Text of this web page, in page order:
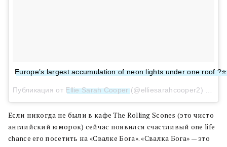
Europe’s largest accumulation of neon lights under one roof
Публикация от Ellie Sarah Cooper(@elliesarahcooper2) Фев
Если никогда не были в кафе The Rolling Scones (это чисто
английский юморок) сейчас появился счастливый one life
chance его посетить на «Свалке Бога». «Свалка Бога» — это